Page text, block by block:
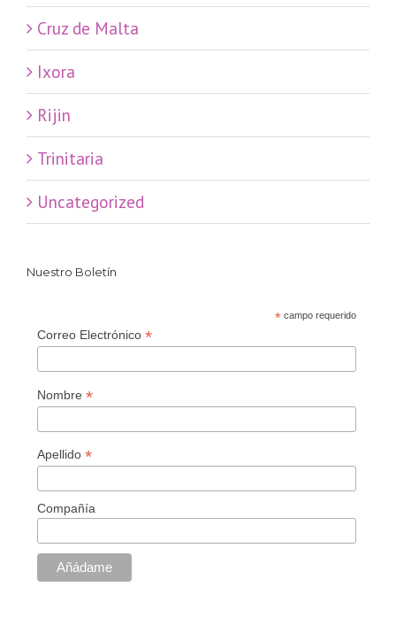
Cruz de Malta
Ixora
Rijin
Trinitaria
Uncategorized
Nuestro Boletín
*campo requerido
Correo Electrónico *
Nombre *
Apellido *
Compañía